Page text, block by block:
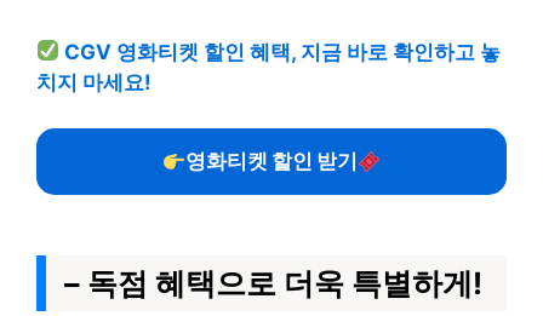
CGV 영화티켓 할인 혜택, 지금 바로 확인하고 놓
치지 마세요!
영화티켓 할인 받기
– 독점 혜택으로 더욱 특별하게!